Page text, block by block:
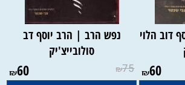
דוב הלוי
₪60
נפש הרב | הרב יוסף דב
סולובייצ'יק
₪75
₪60